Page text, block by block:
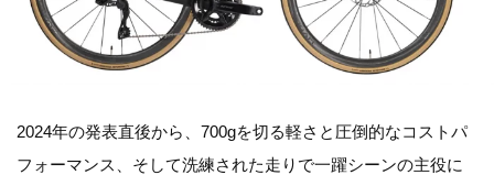
2024年の発表直後から、700gを切る軽さと圧倒的なコストパ
フォーマンス、そして洗練された走りで一躍シーンの主役に